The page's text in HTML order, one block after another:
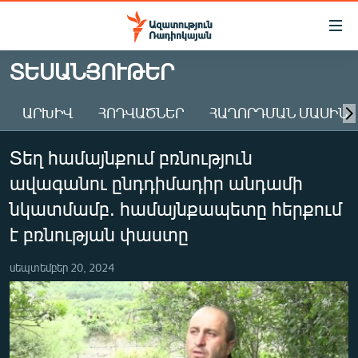
Մատչելիության
Անցնել
հիմնական
Անցնել
հիմնական
մենյուին
Որոնում
ԱԶԱՏՈՒԹՅՈՒՆ TV
ՀԱՅԱՍՏԱՆ
ԸՆՏՐՈՒԹՅՈՒՆՆԵՐ 2026
ԻՐԱՎՈՒՆՔ
ՀԱՍԱՐԱԿՈՒԹՅՈՒՆ
ՂԱՐԱԲԱՂ
ՊԱՏԵՐԱԶՄԻ 6 ՇԱԲԱԹՆԵՐԸ
ՏԱՐԱԾԱՇՐՋԱՆ
ՏԵՍԱՆՅՈՒԹԵՐ
ԱՐԽԻՎ ՀՈԴՎԱԾՆԵՐ ՀԱՂՈՐԴՄԱՆ ՄԱՍԻՆ
Տեղ համայնքում բռնություն
ավագանու ընդդիմադիր անդամի
նկատմամբ. համայնքապետը հերքում
է բռնության փաստը
սեպտեմբեր 20, 2024